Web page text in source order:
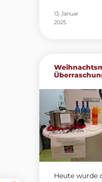
13. Januar
2025
Heute wurde